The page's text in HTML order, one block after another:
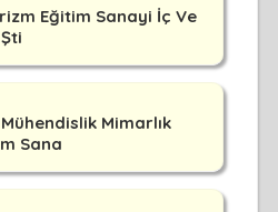
Eğitim Sanayi İç Ve
Mimarlık
Sana